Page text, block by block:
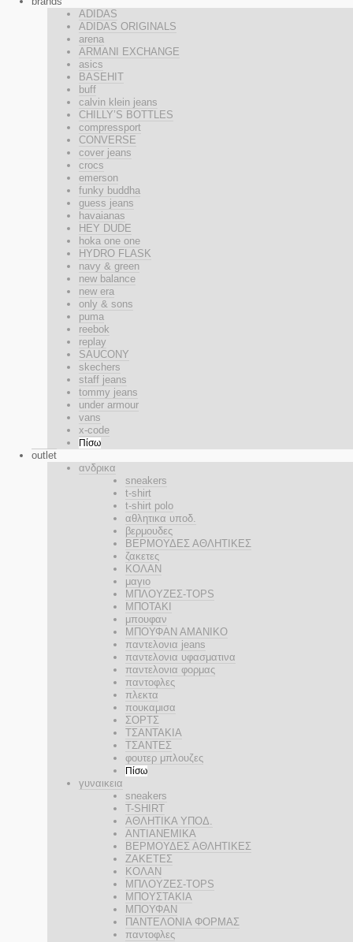
ADIDAS
ADIDAS ORIGINALS
arena
ARMANI EXCHANGE
asics
BASEHIT
buff
calvin klein jeans
CHILLY’S BOTTLES
compressport
CONVERSE
cover jeans
crocs
emerson
funky buddha
guess jeans
havaianas
HEY DUDE
hoka one one
HYDRO FLASK
navy & green
new balance
new era
only & sons
puma
reebok
replay
SAUCONY
skechers
staff jeans
tommy jeans
under armour
vans
x-code
Πίσω
outlet
ανδρικα
sneakers
t-shirt
t-shirt polo
αθλητικα υποδ.
βερμουδες
ΒΕΡΜΟΥΔΕΣ ΑΘΛΗΤΙΚΕΣ
ζακετες
ΚΟΛΑΝ
μαγιο
ΜΠΛΟΥΖΕΣ-TOPS
ΜΠΟΤΑΚΙ
μπουφαν
ΜΠΟΥΦΑΝ ΑΜΑΝΙΚΟ
παντελονια jeans
παντελονια υφασματινα
παντελονια φορμας
παντοφλες
πλεκτα
πουκαμισα
ΣΟΡΤΣ
ΤΣΑΝΤΑΚΙΑ
ΤΣΑΝΤΕΣ
φουτερ μπλουζες
Πίσω
γυναικεια
sneakers
T-SHIRT
ΑΘΛΗΤΙΚΑ ΥΠΟΔ.
ΑΝΤΙΑΝΕΜΙΚΑ
ΒΕΡΜΟΥΔΕΣ ΑΘΛΗΤΙΚΕΣ
ΖΑΚΕΤΕΣ
ΚΟΛΑΝ
ΜΠΛΟΥΖΕΣ-TOPS
ΜΠΟΥΣΤΑΚΙΑ
ΜΠΟΥΦΑΝ
ΠΑΝΤΕΛΟΝΙΑ ΦΟΡΜΑΣ
παντοφλες